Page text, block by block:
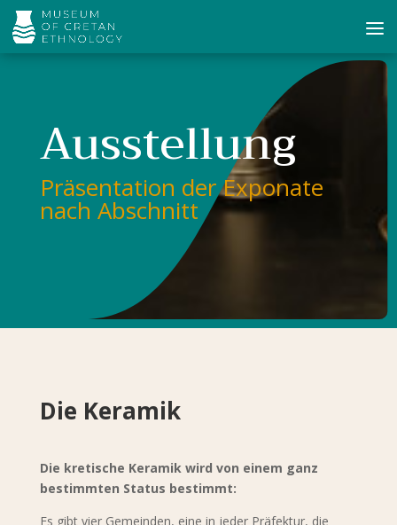
Ausstellung
Präsentation der Exponate
nach Abschnitt
Die Keramik
Die kretische Keramik wird von einem ganz
bestimmten Status bestimmt:
Es gibt vier Gemeinden, eine in jeder Präfektur, die